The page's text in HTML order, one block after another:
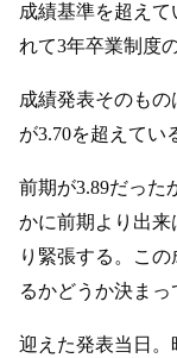
成績基準を超え
れて3年卒業制度
成績発表そのも
が3.70を超えてい
前期が3.89だった
かに前期より出
り緊張する。こ
るかどうか決ま
迎えた発表当日。